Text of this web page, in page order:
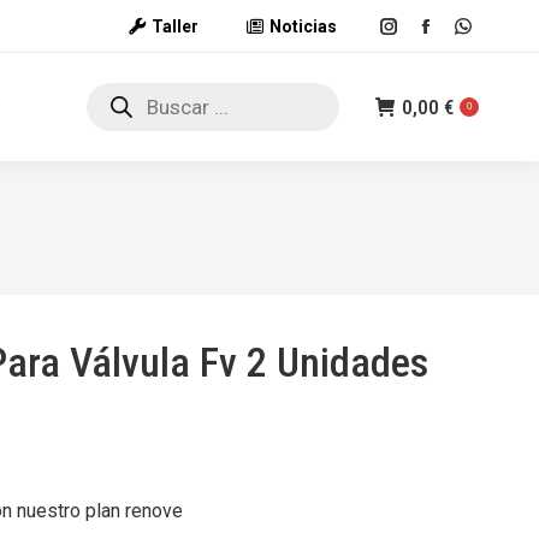
Taller Noticias
Instagram
opens
Facebook
opensopens
Búsqueda
0,00 € 0
Válvula Fv 2 Unidades
nuestro plan renove